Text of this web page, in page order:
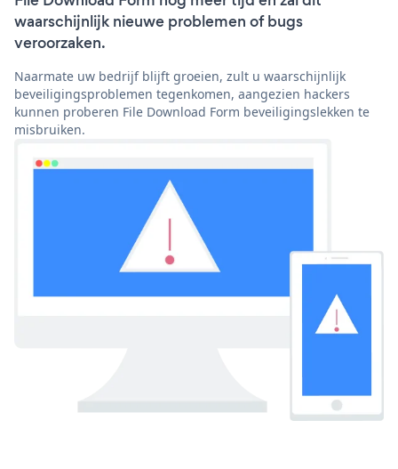
waarschijnlijk nieuwe problemen of bugs
veroorzaken.
Naarmate uw bedrijf blijft groeien, zult u waarschijnlijk
beveiligingsproblemen tegenkomen, aangezien hackers
kunnen proberen File Download Form beveiligingslekken te
misbruiken.